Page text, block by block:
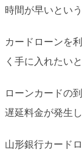
時間が早いとい
カードローンを
く手に入れたい
ローンカードの
遅延料金が発生
山形銀行カード